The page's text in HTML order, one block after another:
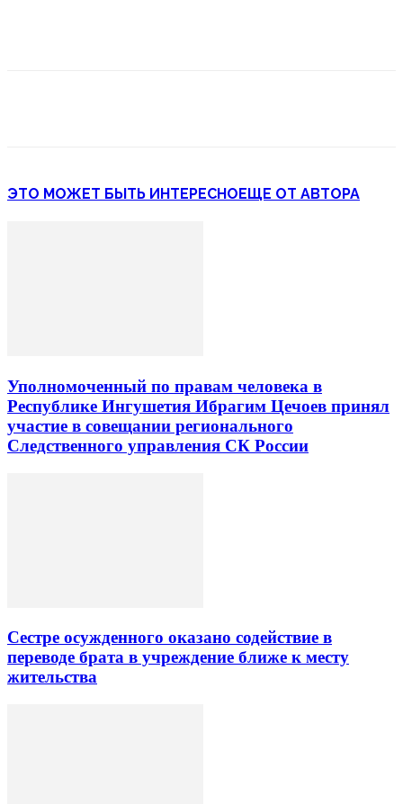
ЭТО МОЖЕТ БЫТЬ ИНТЕРЕСНОЕЩЕ ОТ АВТОРА
Уполномоченный по правам человека в
Республике Ингушетия Ибрагим Цечоев принял
участие в совещании регионального
Следственного управления СК России
Сестре осужденного оказано содействие в
переводе брата в учреждение ближе к месту
жительства